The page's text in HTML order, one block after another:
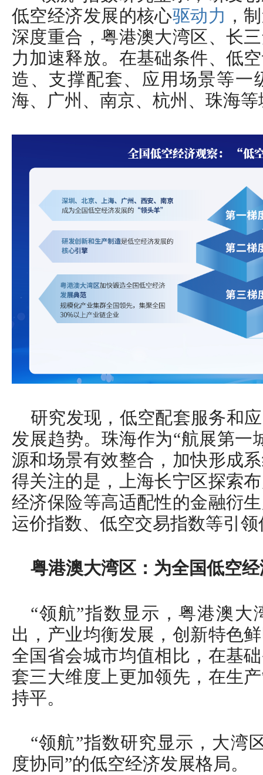
低空经济发展的核心驱动力 ，
深度重合，粤港澳大湾区、长
力加速释放。在基础条件、低
造、支撑配套、应用场景等一
海、广州、南京、杭州、珠海
研究发现，低空配套服务和
发展趋势。珠海作为“航展第一
源和场景有效整合，加快形成
得关注的是，上海长宁区探索
经济保险等高适配性的金融衍
运价指数、低空交易指数等引
粤港澳大湾区：为全国低空
“领航”指数显示，粤港澳
出，产业均衡发展，创新特色
全国省会城市均值相比，在基
套三大维度上更加领先，在生
持平。
“领航”指数研究显示，大湾
度协同”的低空经济发展格局。